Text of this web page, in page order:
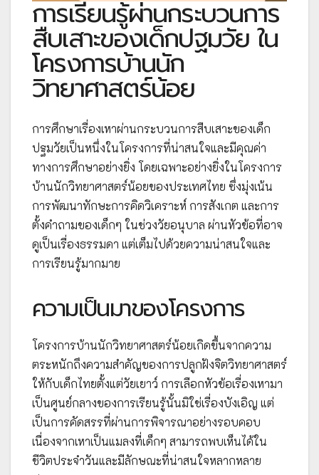
การเรียนรู้ผ่านกระบวนการ
สืบเสาะของเด็กปฐมวัย ใน
โครงการบ้านนัก
วิทยาศาสตร์น้อย
การศึกษาเรื่องเหาผ่านกระบวนการสืบเสาะของเด็ก
ปฐมวัยเป็นหนึ่งในโครงการที่น่าสนใจและมีคุณค่า
ทางการศึกษาอย่างยิ่ง โดยเฉพาะอย่างยิ่งในโครงการ
บ้านนักวิทยาศาสตร์น้อยของประเทศไทย ซึ่งมุ่งเน้น
การพัฒนาทักษะการคิดวิเคราะห์ การสังเกต และการ
ตั้งคำถามของเด็กๆ ในช่วงวัยอนุบาล ผ่านหัวข้อที่อาจ
ดูเป็นเรื่องธรรมดา แต่เต็มไปด้วยความน่าสนใจและ
การเรียนรู้มากมาย
ความเป็นมาของโครงการ
โครงการบ้านนักวิทยาศาสตร์น้อยเกิดขึ้นจากความ
ตระหนักถึงความสำคัญของการปลูกฝังจิตวิทยาศาสตร์
ให้กับเด็กไทยตั้งแต่วัยเยาว์ การเลือกหัวข้อเรื่องเหามา
เป็นศูนย์กลางของการเรียนรู้นั้นมิใช่เรื่องบังเอิญ แต่
เป็นการคัดสรรที่ผ่านการพิจารณาอย่างรอบคอบ
เนื่องจากเหาเป็นแมลงที่เด็กๆ สามารถพบเห็นได้ใน
ชีวิตประจำวันและมีลักษณะที่น่าสนใจหลากหลาย